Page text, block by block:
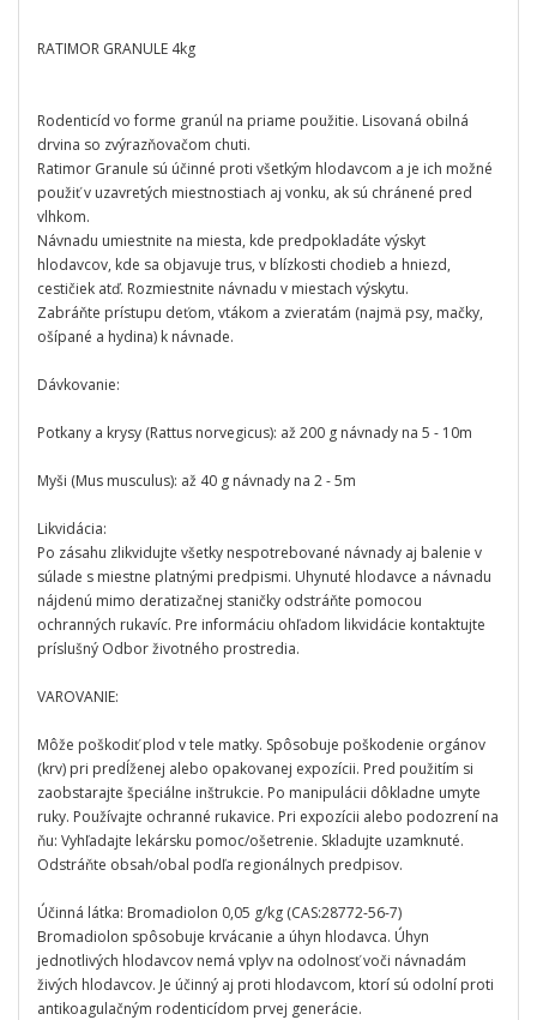
RATIMOR GRANULE 4kg
Rodenticíd vo forme granúl na priame použitie. Lisovaná obilná
drvina so zvýrazňovačom chuti.
Ratimor Granule sú účinné proti všetkým hlodavcom a je ich možné
použiť v uzavretých miestnostiach aj vonku, ak sú chránené pred
vlhkom.
Návnadu umiestnite na miesta, kde predpokladáte výskyt
hlodavcov, kde sa objavuje trus, v blízkosti chodieb a hniezd,
cestičiek atď. Rozmiestnite návnadu v miestach výskytu.
Zabráňte prístupu deťom, vtákom a zvieratám (najmä psy, mačky,
ošípané a hydina) k návnade.
Dávkovanie:
Potkany a krysy (Rattus norvegicus): až 200 g návnady na 5 - 10m
Myši (Mus musculus): až 40 g návnady na 2 - 5m
Likvidácia:
Po zásahu zlikvidujte všetky nespotrebované návnady aj balenie v
súlade s miestne platnými predpismi. Uhynuté hlodavce a návnadu
nájdenú mimo deratizačnej staničky odstráňte pomocou
ochranných rukavíc. Pre informáciu ohľadom likvidácie kontaktujte
príslušný Odbor životného prostredia.
VAROVANIE:
Môže poškodiť plod v tele matky. Spôsobuje poškodenie orgánov
(krv) pri predĺženej alebo opakovanej expozícii. Pred použitím si
zaobstarajte špeciálne inštrukcie. Po manipulácii dôkladne umyte
ruky. Používajte ochranné rukavice. Pri expozícii alebo podozrení na
ňu: Vyhľadajte lekársku pomoc/ošetrenie. Skladujte uzamknuté.
Odstráňte obsah/obal podľa regionálnych predpisov.
Účinná látka: Bromadiolon 0,05 g/kg (CAS:28772-56-7)
Bromadiolon spôsobuje krvácanie a úhyn hlodavca. Úhyn
jednotlivých hlodavcov nemá vplyv na odolnosť voči návnadám
živých hlodavcov. Je účinný aj proti hlodavcom, ktorí sú odolní proti
antikoagulačným rodenticídom prvej generácie.